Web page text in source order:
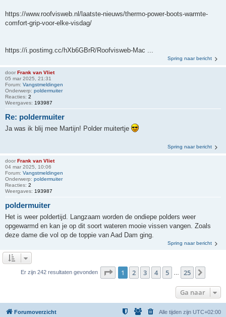
https://www.roofvisweb.nl/laatste-nieuws/thermo-power-boots-warmte-
comfort-grip-voor-elke-visdag/
https://i.postimg.cc/hXb6GBrR/Roofvisweb-Mac ...
Spring naar bericht
door Frank van Vliet
05 mar 2025, 21:31
Forum: Vangstmeldingen
Onderwerp: poldermuiter
Reacties: 2
Weergaves: 193987
Re: poldermuiter
Ja was ik blij mee Martijn! Polder muitertje
Spring naar bericht
door Frank van Vliet
04 mar 2025, 10:06
Forum: Vangstmeldingen
Onderwerp: poldermuiter
Reacties: 2
Weergaves: 193987
poldermuiter
Het is weer poldertijd. Langzaam worden de ondiepe polders weer
opgewarmd en kan je op dit soort wateren mooie vissen vangen. Zoals
deze dame die vol op de toppie van Aad Dam ging.
Spring naar bericht
Er zijn 242 resultaten gevonden Pagina van 25
1 2 3 4 5 25
Ga naar
Forumoverzicht Alle tijden zijn UTC+02:00